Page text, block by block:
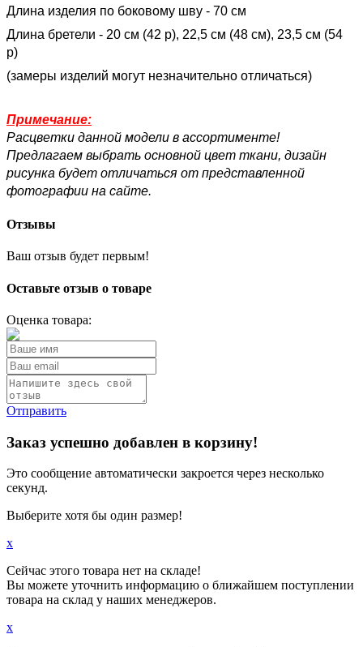
Длина изделия по боковому шву - 70 см
Длина бретели - 20 см (42 р), 22,5 см (48 см), 23,5 см (54
р)
(замеры изделий могут незначительно отличаться)
Примечание:
Расцветки данной модели в ассортименте!
Предлагаем выбрать основной цвет ткани, дизайн
рисунка будет отличаться от представленной
фотографии на сайте.
Отзывы
Ваш отзыв будет первым!
Оставьте отзыв о товаре
Оценка товара:
Отправить
Заказ успешно добавлен в корзину!
Это сообщение автоматически закроется через несколько
секунд.
Выберите хотя бы один размер!
x
Сейчас этого товара нет на складе!
Вы можете уточнить информацию о ближайшем поступлении
товара на склад у наших менеджеров.
x